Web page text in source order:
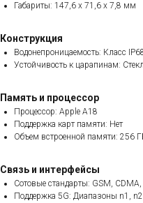
Габариты: 147,6 x 71,6 x 7,8 мм
Конструкция
Водонепроницаемость: Класс
Устойчивость к царапинам:
Память и процессор
Процессор: Apple A18
Поддержка карт памяти: Нет
Объем встроенной памяти: 256
Связь и интерфейсы
Сотовые стандарты: GSM, CDMA,
Поддержка 5G: Диапазоны n1,